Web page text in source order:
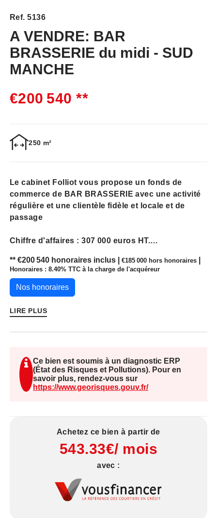
Ref. 5136
A VENDRE: BAR
BRASSERIE du midi - SUD
MANCHE
€200 540 **
250 m²
Le cabinet Folliot vous propose un fonds de
commerce de BAR BRASSERIE avec une activité
régulière et une clientèle fidèle et locale et de
passage
Chiffre d'affaires : 307 000 euros HT.
Service du midi uniquement avec une cuisine
simple, efficace et bien organisée, pour une
moyenne d'environ 65 couverts par service.
L'établissement dispose d'une jolie salle d'environ
Fermeture le jeudi après-midi, le samedi après-
midi et le dimanche, ainsi que 5 semaines de
congés annuels, offrant un bon équilibre entre vie
Habitation de fonction comprenant 4 chambres.
Possibilité d'acquérir les murs commerciaux.
un professionnel souhaitant concilier qualité de
vie et rentabilité.
** €200 540 honoraires inclus €185 000 hors honoraires
Honoraires : 8.40% TTC à la charge de l'acquéreur
Nos honoraires
LIRE PLUS
Ce bien est soumis à un diagnostic ERP
(État des Risques et Pollutions). Pour en
savoir plus, rendez-vous sur
https://www.georisques.gouv.fr/
Achetez ce bien à partir de
543.33€/ mois
avec :